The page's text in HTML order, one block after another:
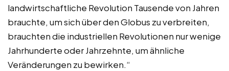
landwirtschaftliche Revolution Tausende von Jahren
brauchte, um sich über den Globus zu verbreiten,
brauchten die industriellen Revolutionen nur wenige
Jahrhunderte oder Jahrzehnte, um ähnliche
Veränderungen zu bewirken.“